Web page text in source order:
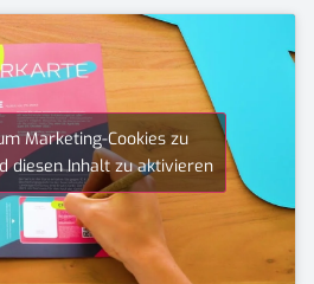
Marketing-Cookies zu
diesen Inhalt zu aktivieren